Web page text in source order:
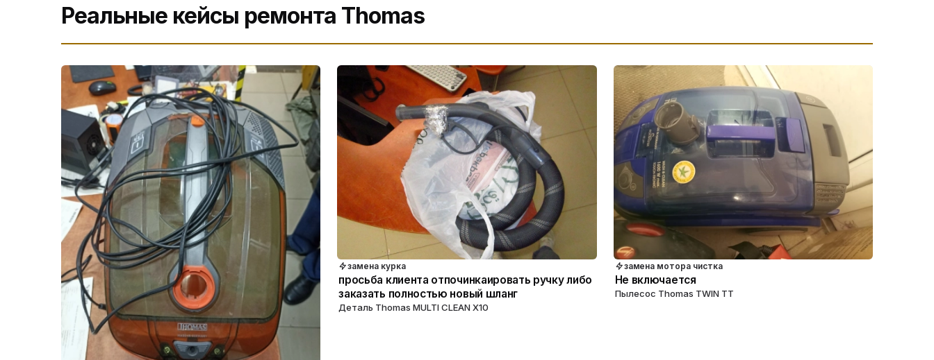
Реальные кейсы ремонта Thomas
замена курка
просьба клиента отпочинкаировать ручку либо
заказать полностью новый шланг
Деталь Thomas MULTI CLEAN X10
замена мотора чистка
Не включается
Пылесос Thomas TWIN TT